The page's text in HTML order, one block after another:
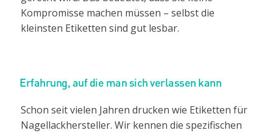
Kompromisse machen müssen – selbst die
kleinsten Etiketten sind gut lesbar.
Erfahrung, auf die man sich verlassen kann
Schon seit vielen Jahren drucken wie Etiketten für
Nagellackhersteller. Wir kennen die spezifischen